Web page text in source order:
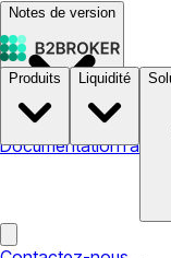
Notes de version
DocumentationTarifs
Produits Liquidité